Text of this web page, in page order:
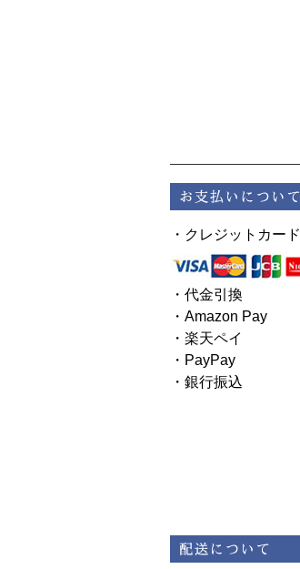
・クレジットカード
・代金引換
・Amazon Pay
・楽天ペイ
・PayPay
・銀行振込